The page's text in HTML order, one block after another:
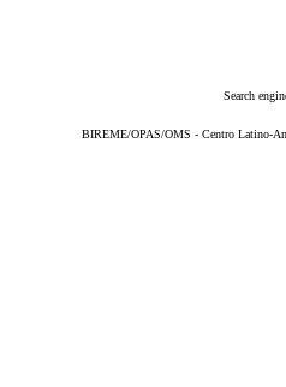
Search
BIREME/OPAS/OMS - Centro Latino-